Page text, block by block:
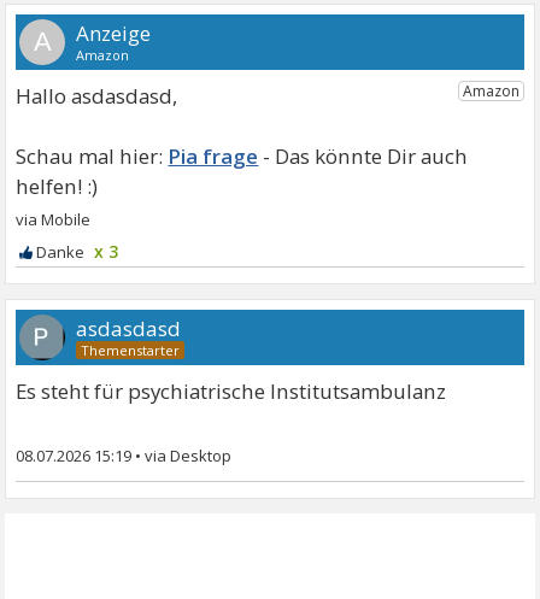
A
Hallo asdasdasd,
Pia frage
x 3
asdasdasd
Es steht für psychiatrische Institutsambulanz
08.07.2026 15:19 •